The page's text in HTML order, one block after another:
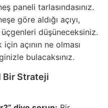
paneli tarlasındasınız.
göre aldığı açıyı,
düşüneceksiniz.
açının ne olması
bulacaksınız.
Bir Strateji